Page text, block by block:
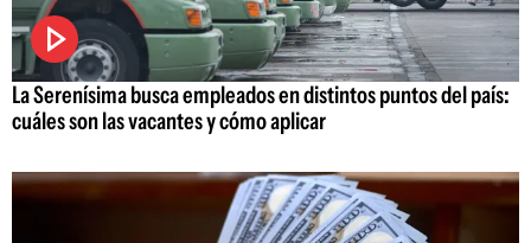
La Serenísima busca empleados en distintos puntos del país:
cuáles son las vacantes y cómo aplicar